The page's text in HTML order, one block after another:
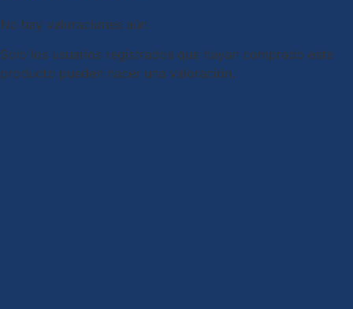
No hay valoraciones aún.
Solo los usuarios registrados que hayan comprado este
producto pueden hacer una valoración.